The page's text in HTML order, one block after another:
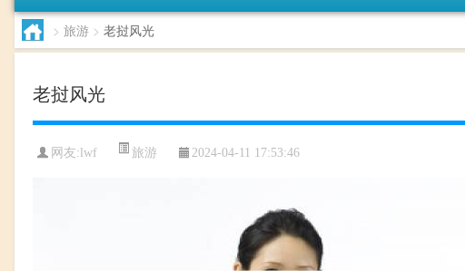
> 旅游 > 老挝风光
老挝风光
网友: lwf 旅游 2024-04-11 17:53:46